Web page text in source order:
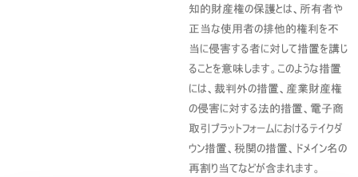
知的財産権の保護とは、所有者や
正当な使用者の排他的権利を不
当に侵害する者に対して措置を講じ
ることを意味します。このような措置
には、裁判外の措置、産業財産権
の侵害に対する法的措置、電子商
取引プラットフォームにおけるテイクダ
ウン措置、税関の措置、ドメイン名の
再割り当てなどが含まれます。